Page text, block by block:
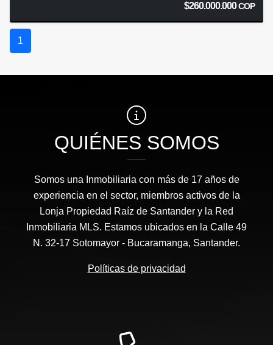
$260.000.000COP
1
QUIÉNES SOMOS
Somos una Inmobiliaria con más de 17 años de
experiencia en el sector, miembros activos de la
Lonja Propiedad Raíz de Santander y la Red
Inmobiliaria MLS. Estamos ubicados en la Calle 49
N. 32-17 Sotomayor - Bucaramanga, Santander.
Políticas de privacidad